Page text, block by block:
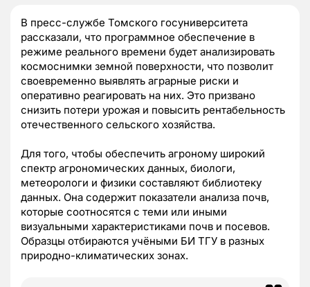
В пресс-службе Томского госуниверситета
рассказали, что программное обеспечение в
режиме реального времени будет анализировать
космоснимки земной поверхности, что позволит
своевременно выявлять аграрные риски и
оперативно реагировать на них. Это призвано
снизить потери урожая и повысить рентабельность
отечественного сельского хозяйства.
Для того, чтобы обеспечить агроному широкий
спектр агрономических данных, биологи,
метеорологи и физики составляют библиотеку
данных. Она содержит показатели анализа почв,
которые соотносятся с теми или иными
визуальными характеристиками почв и посевов.
Образцы отбираются учёными БИ ТГУ в разных
природно-климатических зонах.